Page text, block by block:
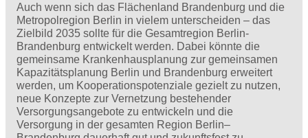
Auch wenn sich das Flächenland Brandenburg und die
Metropolregion Berlin in vielem unterscheiden – das
Zielbild 2035 sollte für die Gesamtregion Berlin-
Brandenburg entwickelt werden. Dabei könnte die
gemeinsame Krankenhausplanung zur gemeinsamen
Kapazitätsplanung Berlin und Brandenburg erweitert
werden, um Kooperationspotenziale gezielt zu nutzen,
neue Konzepte zur Vernetzung bestehender
Versorgungsangebote zu entwickeln und die
Versorgung in der gesamten Region Berlin–